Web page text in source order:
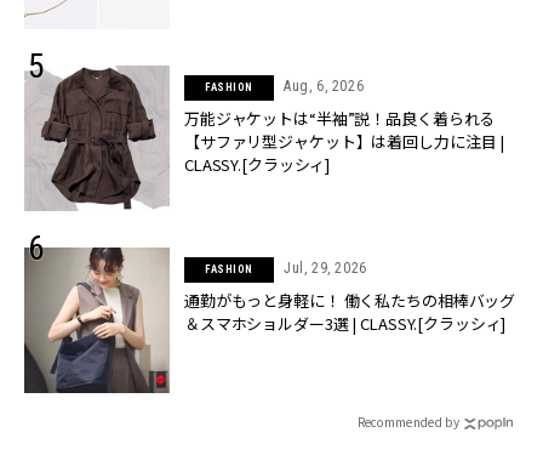
FASHION Aug, 6, 2026
万能ジャケットは“半袖”説！品良く着られる
【サファリ型ジャケット】は着回し力に注目 |
CLASSY.[クラッシィ]
FASHION Jul, 29, 2026
通勤がもっと身軽に！ 働く私たちの相棒バッグ
＆スマホショルダー3選 | CLASSY.[クラッシィ]
Recommended by